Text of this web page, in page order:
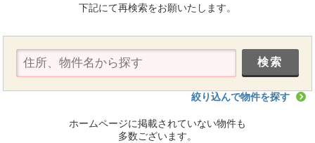
下記にて再検索をお願いたします。
絞り込んで物件を探す
ホームページに掲載されていない物件も
多数ございます。